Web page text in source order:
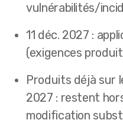
vulnérabilités/
11 déc. 2027 :
(exigences
Produits déjà sur
2027 : restent
modification